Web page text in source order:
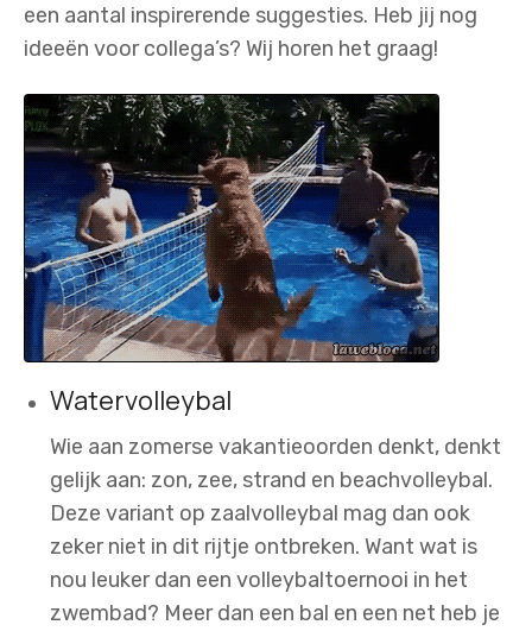
een aantal inspirerende suggesties. Heb jij nog
ideeën voor collega’s? Wij horen het graag!
Watervolleybal
Wie aan zomerse vakantieoorden denkt, denkt
gelijk aan: zon, zee, strand en beachvolleybal.
Deze variant op zaalvolleybal mag dan ook
zeker niet in dit rijtje ontbreken. Want wat is
nou leuker dan een volleybaltoernooi in het
zwembad? Meer dan een bal en een net heb je